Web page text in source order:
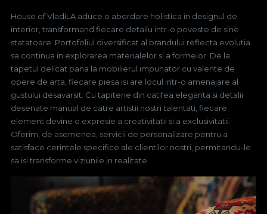
House of VladiLA aduce o abordare holistica in designul de
interior, transformand fiecare detaliu intr-o poveste de sine
statatoare. Portofoliul diversificat al brandului reflecta evolutia
sa continua in explorarea materialelor si a formelor. De la
tapetul delicat pana la mobilierul impunator cu valente de
opere de arta, fiecare piesa isi are locul intr-o amenajare al
gustului desavarsit. Cu tapiterie din catifea eleganta si detalii
desenate manual de catre artistii nostri talentati, fiecare
element devine o expresie a creativitatii si a exclusivitatii.
Oferim, de asemenea, servicii de personalizare pentru a
satisface cerintele specifice ale clientilor nostri, permitandu-le
sa isi transforme viziunile in realitate.